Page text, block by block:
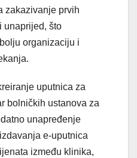
zakazivanje prvih
unaprijed, što
organizaciju i
uputnica za
bolničkih ustanova za
unapređenje
e-uputnica
između klinika,